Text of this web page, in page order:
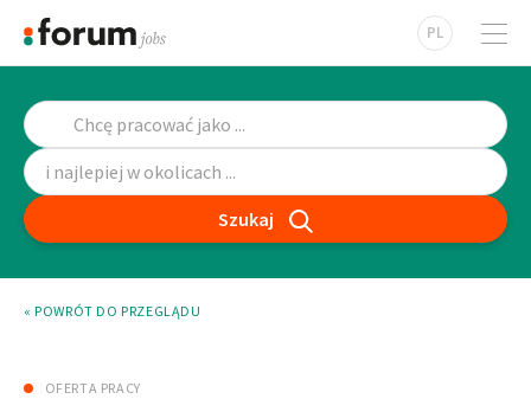
PL
Szukaj
« POWRÓT DO PRZEGLĄDU
OFERTA PRACY